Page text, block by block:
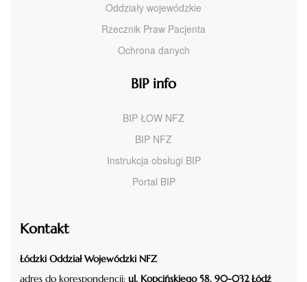
Oddziały wojewódzkie
Rzecznik Praw Pacjenta
Ochrona danych
BIP info
BIP ŁOW NFZ
BIP NFZ
Instrukcja obsługi BIP
Portal BIP
Kontakt
Łódzki Oddział Wojewódzki NFZ
adres do korespondencji: ul. Kopcińskiego 58, 90-032 Łódź